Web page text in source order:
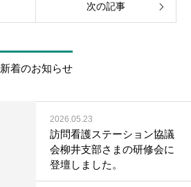
次の記事
新着のお知らせ
2026.05.23
訪問看護ステーション協議
会柳井支部さまの研修会に
登壇しました。